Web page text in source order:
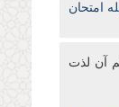
امتحان
آن لذت